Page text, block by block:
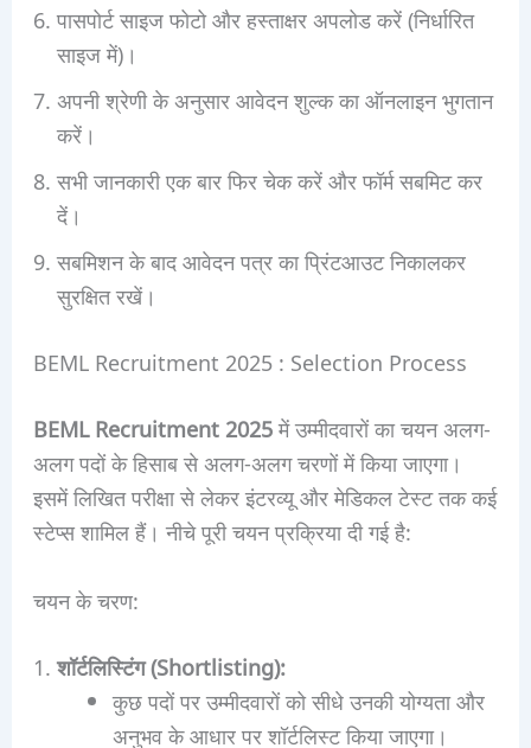
पासपोर्ट साइज फोटो और हस्ताक्षर अपलोड करें (निर्धारित
साइज में)।
अपनी श्रेणी के अनुसार आवेदन शुल्क का ऑनलाइन भुगतान
करें।
सभी जानकारी एक बार फिर चेक करें और फॉर्म सबमिट कर
दें।
सबमिशन के बाद आवेदन पत्र का प्रिंटआउट निकालकर
सुरक्षित रखें।
BEML Recruitment 2025 : Selection Process
BEML Recruitment 2025में उम्मीदवारों का चयन अलग-
अलग पदों के हिसाब से अलग-अलग चरणों में किया जाएगा।
इसमें लिखित परीक्षा से लेकर इंटरव्यू और मेडिकल टेस्ट तक कई
स्टेप्स शामिल हैं। नीचे पूरी चयन प्रक्रिया दी गई है:
चयन के चरण:
शॉर्टलिस्टिंग (Shortlisting):
कुछ पदों पर उम्मीदवारों को सीधे उनकी योग्यता और
अनुभव के आधार पर शॉर्टलिस्ट किया जाएगा।